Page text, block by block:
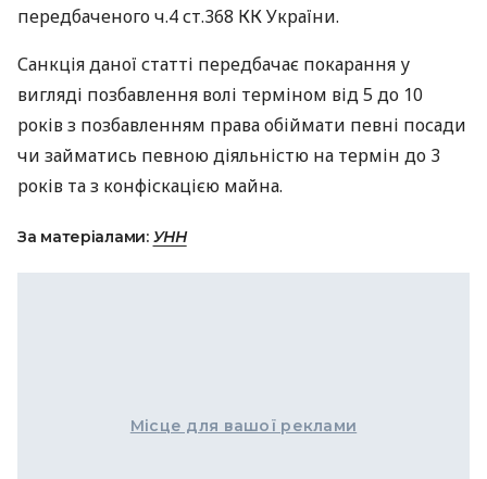
передбаченого ч.4 ст.368 КК України.
Санкція даної статті передбачає покарання у
вигляді позбавлення волі терміном від 5 до 10
років з позбавленням права обіймати певні посади
чи займатись певною діяльністю на термін до 3
років та з конфіскацією майна.
За матеріалами: УНН
Місце для вашої реклами